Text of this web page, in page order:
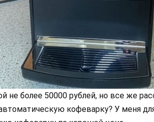
не более 50000 рублей, но все же
кофеварку? У меня